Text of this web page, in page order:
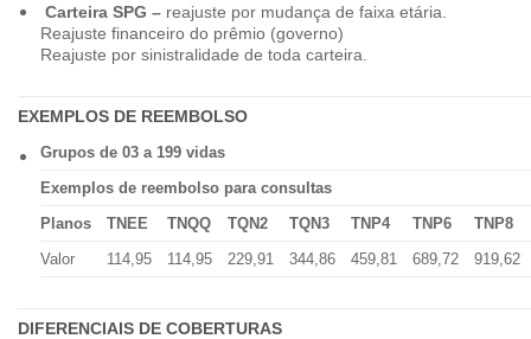
Carteira SPG –reajuste por mudança de faixa etária.
Reajuste financeiro do prêmio (governo)
Reajuste por sinistralidade de toda carteira.
EXEMPLOS DE REEMBOLSO
Grupos de 03 a 199 vidas
Exemplos de reembolso para consultas
Planos
TNEE TNQQ TQN2 TQN3 TNP4 TNP6
TNP8
Valor
114,95 114,95 229,91 344,86 459,81 689,72 919,62
DIFERENCIAIS DE COBERTURAS